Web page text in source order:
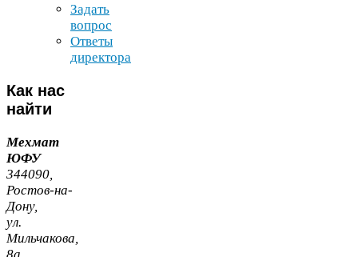
Задать
вопрос
Ответы
директора
Как нас
найти
Мехмат
ЮФУ
344090,
Ростов-​на-​
Дону,
ул.
Мильчакова,